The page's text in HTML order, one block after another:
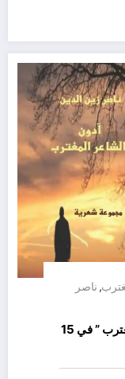
, ناصر
كلمتي في توقيع كتابي ” آدون الشاعر المغترب ” في 15